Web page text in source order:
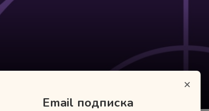
×
Email подписка